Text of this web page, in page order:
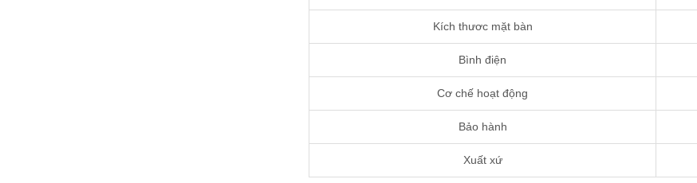
Kích thươc mặt bàn
Bình điện
Cơ chế hoạt động
Bảo hành
Xuất xứ